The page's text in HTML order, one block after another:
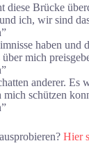
diese Brücke
ich, wir sind
haben und
über mich
anderer. Es
mich schützen
Hier